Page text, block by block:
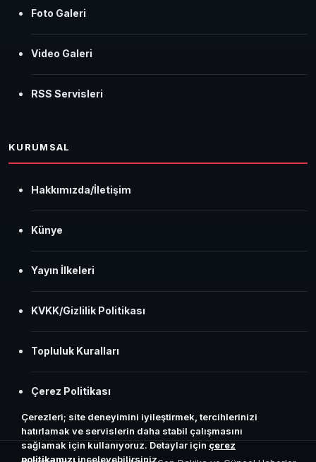
Foto Galeri
Video Galeri
RSS Servisleri
KURUMSAL
Hakkımızda/İletişim
Künye
Yayın İlkeleri
KVKK/Gizlilik Politikası
Topluluk Kuralları
Çerez Politikası
Çerezleri; site deneyimini iyileştirmek, tercihlerinizi
hatırlamak ve servislerin daha stabil çalışmasını
sağlamak için kullanıyoruz. Detaylar için çerez
politikamızıinceleyebilirsiniz.